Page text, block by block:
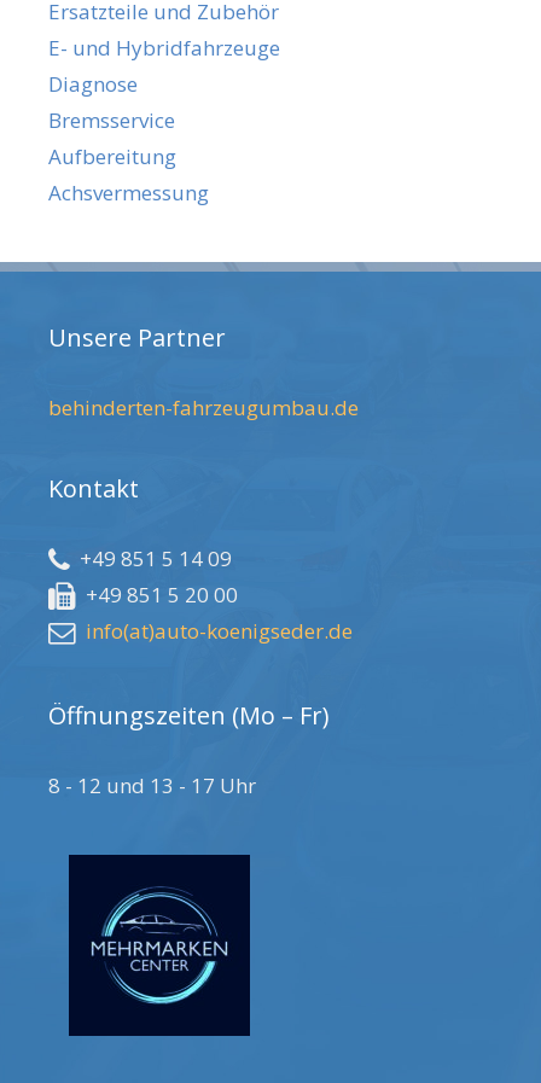
Ersatzteile und Zubehör
E- und Hybridfahrzeuge
Diagnose
Bremsservice
Aufbereitung
Achsvermessung
Unsere Partner
behinderten-fahrzeugumbau.de
Kontakt
+49 851 5 14 09
+49 851 5 20 00
info(at)auto-koenigseder.de
Öffnungszeiten (Mo – Fr)
8 - 12 und 13 - 17 Uhr